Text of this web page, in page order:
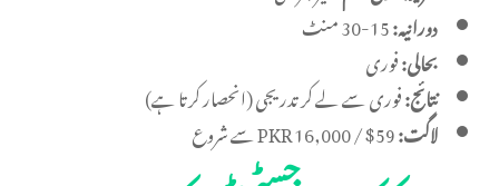
دورانیہ:15-30 منٹ
بحالی:فوری
نتائج:فوری سے لے کر تدریجی (انحصار کرتا ہے)
لاگت: